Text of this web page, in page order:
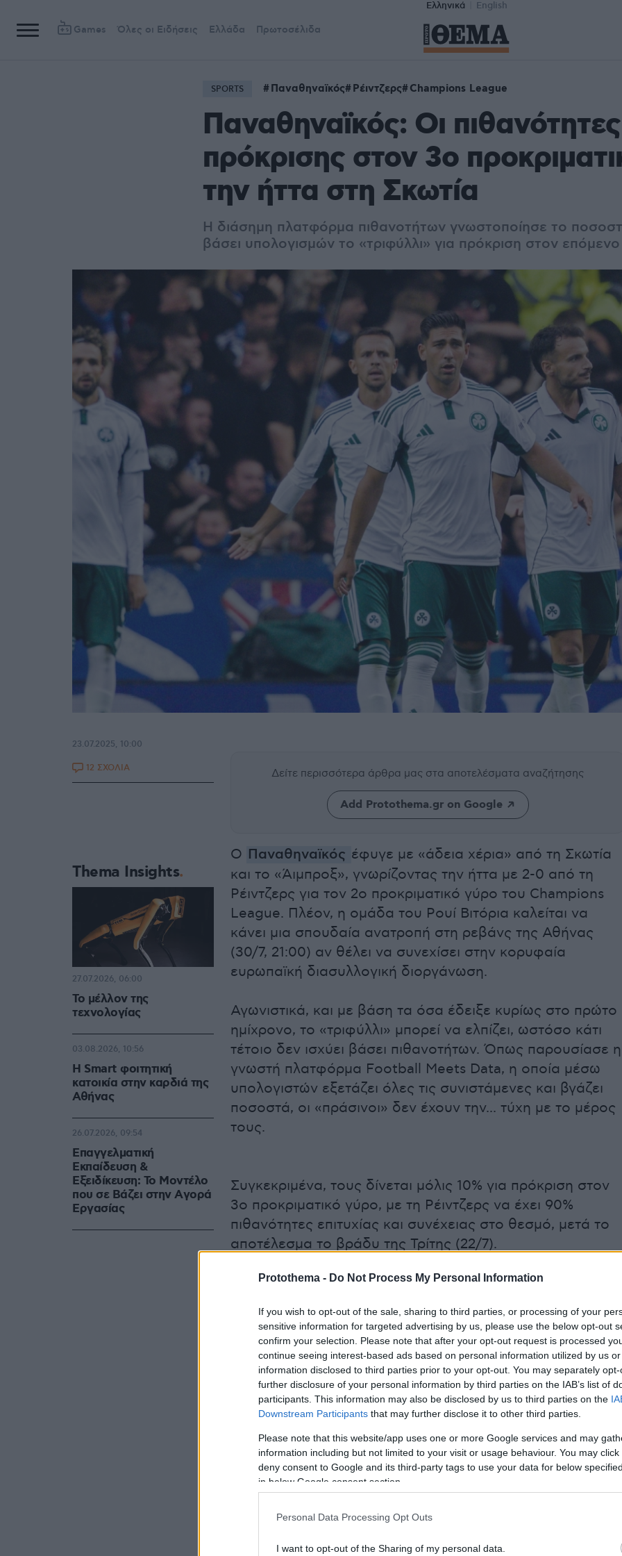
Protothema - Do Not Process My Personal Information
If you wish to opt-out of the sale, sharing to third parties, or processing of your
sensitive information for targeted advertising by us, please use the below opt-out
confirm your selection. Please note that after your opt-out request is processed
continue seeing interest-based ads based on personal information utilized by us
information disclosed to third parties prior to your opt-out. You may separately
further disclosure of your personal information by third parties on the IAB’s list of
participants. This information may also be disclosed by us to third parties on the
Downstream Participants that may further disclose it to other third parties.
Please note that this website/app uses one or more Google services and may
information including but not limited to your visit or usage behaviour. You may
deny consent to Google and its third-party tags to use your data for below
in below Google consent section.
Personal Data Processing Opt Outs
I want to opt-out of the Sharing of my personal data.
Ελληνικά English
Games Όλες οι Ειδήσεις Ελλάδα Πρωτοσέλιδα
SPORTS Παναθηναϊκός Ρέιντζερς Champions League
Παναθηναϊκός: Οι πιθανότητες
πρόκρισης στον 3ο
την ήττα στη Σκωτία
Η διάσημη πλατφόρμα πιθανοτήτων γνωστοποίησε το
βάσει υπολογισμών το «τριφύλλι» για πρόκριση στον
Δείτε περισσότερα άρθρα μας στα αποτελέσματα αναζήτησης
Add Protothema.gr on Google
Ο Παναθηναϊκός έφυγε με «άδεια χέρια» από τη Σκωτία
και το «Άιμπροξ», γνωρίζοντας την ήττα με 2-0 από τη
Ρέιντζερς για τον 2ο προκριματικό γύρο του Champions
League. Πλέον, η ομάδα του Ρουί Βιτόρια καλείται να
κάνει μια σπουδαία ανατροπή στη ρεβάνς της Αθήνας
(30/7, 21:00) αν θέλει να συνεχίσει στην κορυφαία
ευρωπαϊκή διασυλλογική διοργάνωση.
Αγωνιστικά, και με βάση τα όσα έδειξε κυρίως στο πρώτο
ημίχρονο, το «τριφύλλι» μπορεί να ελπίζει, ωστόσο κάτι
τέτοιο δεν ισχύει βάσει πιθανοτήτων. Όπως παρουσίασε η
γνωστή πλατφόρμα Football Meets Data, η οποία μέσω
υπολογιστών εξετάζει όλες τις συνιστάμενες και βγάζει
ποσοστά, οι «πράσινοι» δεν έχουν την... τύχη με το μέρος
τους.
Συγκεκριμένα, τους δίνεται μόλις 10% για πρόκριση στον
3ο προκριματικό γύρο, με τη Ρέιντζερς να έχει 90%
πιθανότητες επιτυχίας και συνέχειας στο θεσμό, μετά το
αποτέλεσμα το βράδυ της Τρίτης (22/7).
+36% 🇫🇮 KuPS
+34% 🇨🇭 Servette
+33% 🇸🇰 Slovan
+32% 🏴󠁧󠁢󠁳󠁣󠁴󠁿 Rangers
+25% 🇲🇰 Shkendija
+16% 🇵🇱 Lech
📊📈📉 Full analysis for all qualifying rounds available for our
members (in… pic.twitter.com/ezMIxCrlfT
— Football Meets Data (@fmeetsdata)
23.07.2025, 10:00
12 ΣΧΟΛΙΑ
Thema Insights
Το μέλλον της
τεχνολογίας
27.07.2026, 06:00
Η Smart φοιτητική
κατοικία στην καρδιά της
Αθήνας
03.08.2026, 10:56
Επαγγελματική
Εκπαίδευση &
Εξειδίκευση: Το Mοντέλο
που σε Bάζει στην Aγορά
Eργασίας
26.07.2026, 09:54